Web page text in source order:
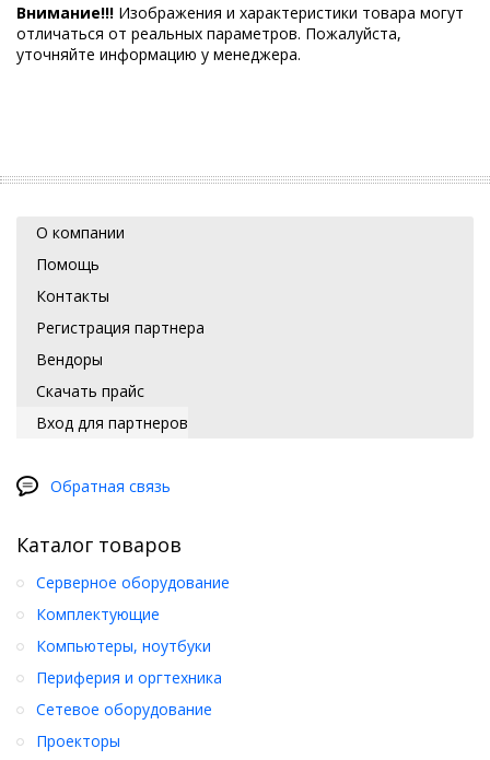
Внимание!!! Изображения и характеристики товара могут
отличаться от реальных параметров. Пожалуйста,
уточняйте информацию у менеджера.
О компании
Помощь
Контакты
Регистрация партнера
Вендоры
Скачать прайс
Вход для партнеров
Обратная связь
Каталог товаров
Серверное оборудование
Комплектующие
Компьютеры, ноутбуки
Периферия и оргтехника
Сетевое оборудование
Проекторы